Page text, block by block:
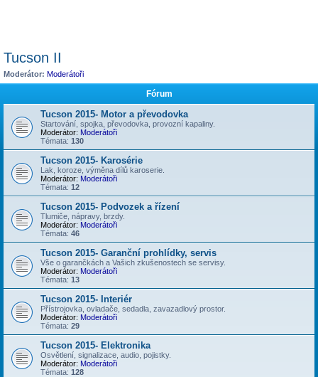
Tucson II
Moderátor: Moderátoři
Fórum
Tucson 2015- Motor a převodovka
Startování, spojka, převodovka, provozní kapaliny.
Moderátor: Moderátoři
Témata: 130
Tucson 2015- Karosérie
Lak, koroze, výměna dílů karoserie.
Moderátor: Moderátoři
Témata: 12
Tucson 2015- Podvozek a řízení
Tlumiče, nápravy, brzdy.
Moderátor: Moderátoři
Témata: 46
Tucson 2015- Garanční prohlídky, servis
Vše o garančkách a Vašich zkušenostech se servisy.
Moderátor: Moderátoři
Témata: 13
Tucson 2015- Interiér
Přístrojovka, ovladače, sedadla, zavazadlový prostor.
Moderátor: Moderátoři
Témata: 29
Tucson 2015- Elektronika
Osvětlení, signalizace, audio, pojistky.
Moderátor: Moderátoři
Témata: 128